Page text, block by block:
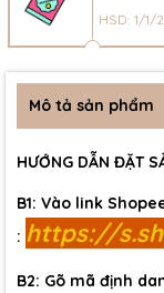
HSD: 1/1/
Mô tả sản phẩm
HƯỚNG DẪN ĐẶT
B1: Vào link
: https://
B2: Gõ mã định